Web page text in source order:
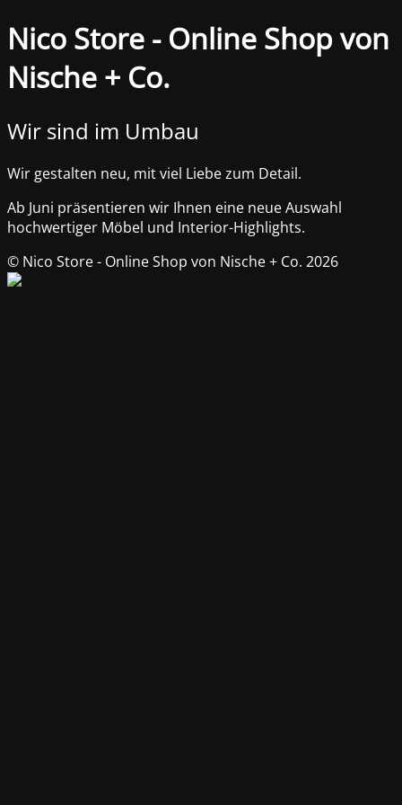
Nico Store - Online Shop von
Nische + Co.
Wir sind im Umbau
Wir gestalten neu, mit viel Liebe zum Detail.
Ab Juni präsentieren wir Ihnen eine neue Auswahl
hochwertiger Möbel und Interior-Highlights.
© Nico Store - Online Shop von Nische + Co. 2026